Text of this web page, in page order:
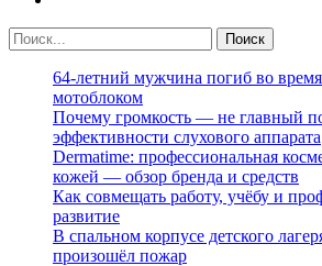
64-летний мужчина погиб во
мотоблоком
Почему громкость — не главный
эффективности слухового аппарата
Dermatime: профессиональная
кожей — обзор бренда и средств
Как совмещать работу, учёбу и
развитие
В спальном корпусе детского
произошёл пожар